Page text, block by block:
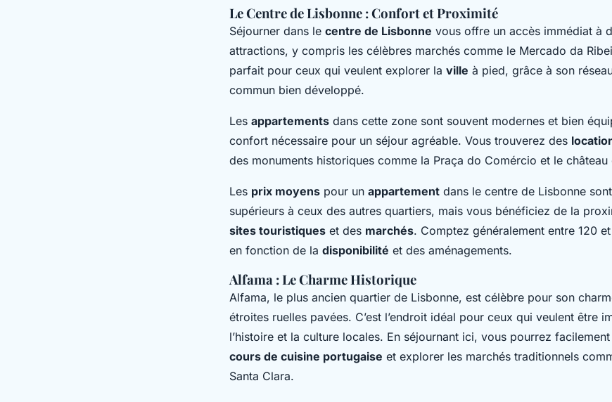
Le Centre de Lisbonne : Confort et Proximité
Séjourner dans le centre de Lisbonne vous offre un accès immédiat à
attractions, y compris les célèbres marchés comme le Mercado da
parfait pour ceux qui veulent explorer la ville à pied, grâce à son
commun bien développé.
Les appartements dans cette zone sont souvent modernes et bien
confort nécessaire pour un séjour agréable. Vous trouverez des
des monuments historiques comme la Praça do Comércio et le
Les prix moyens pour un appartement dans le centre de Lisbonne
supérieurs à ceux des autres quartiers, mais vous bénéficiez de la
sites touristiques et des marchés. Comptez généralement entre 120
en fonction de la disponibilité et des aménagements.
Alfama : Le Charme Historique
Alfama, le plus ancien quartier de Lisbonne, est célèbre pour son
étroites ruelles pavées. C’est l’endroit idéal pour ceux qui veulent être
l’histoire et la culture locales. En séjournant ici, vous pourrez
cours de cuisine portugaise et explorer les marchés traditionnels
Santa Clara.